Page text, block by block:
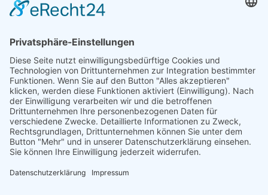
Nordrhein-Westfalen
Saarland
Sachsen
Sachsen-Anhalt
Schleswig-Holstein
Thüringen